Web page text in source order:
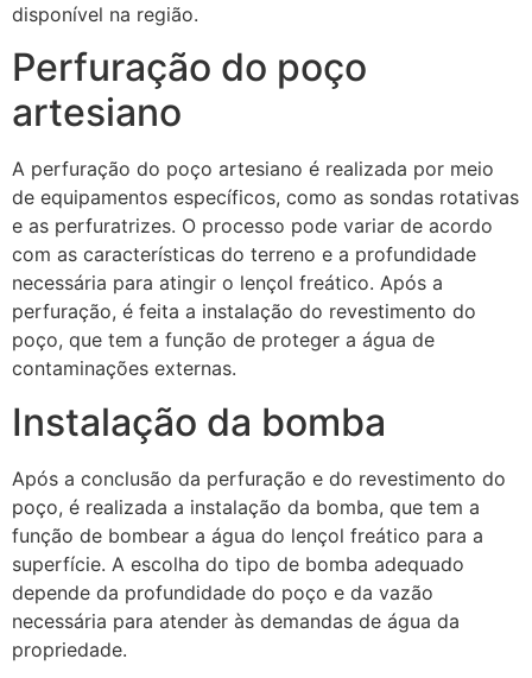
disponível na região.
Perfuração do poço
artesiano
A perfuração do poço artesiano é realizada por meio
de equipamentos específicos, como as sondas rotativas
e as perfuratrizes. O processo pode variar de acordo
com as características do terreno e a profundidade
necessária para atingir o lençol freático. Após a
perfuração, é feita a instalação do revestimento do
poço, que tem a função de proteger a água de
contaminações externas.
Instalação da bomba
Após a conclusão da perfuração e do revestimento do
poço, é realizada a instalação da bomba, que tem a
função de bombear a água do lençol freático para a
superfície. A escolha do tipo de bomba adequado
depende da profundidade do poço e da vazão
necessária para atender às demandas de água da
propriedade.